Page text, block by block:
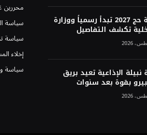
فرصة حج 2027 تبدأ رسمياً ووزارة
تكشف التفاصيل
نبيلة الإذاعية تعيد بريق
بقوة بعد سنوات
محررين
سياسة
سياسة
إخلاء
سياسة